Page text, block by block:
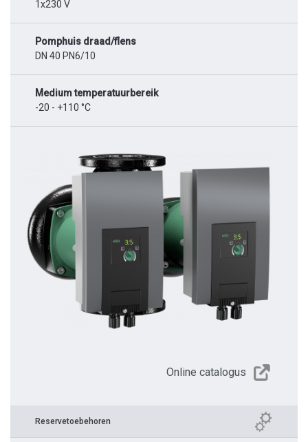
1x230 V
Pomphuis draad/flens
DN 40 PN6/10
Medium temperatuurbereik
-20 - +110 °C
Online catalogus
Reservetoebehoren